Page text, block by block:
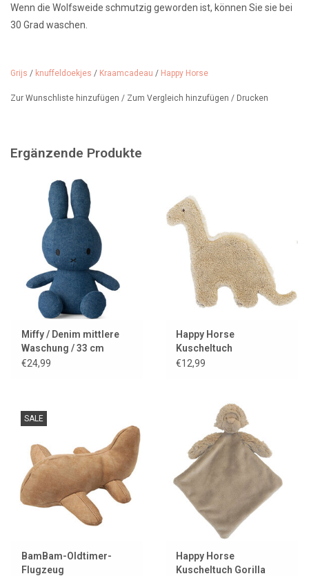
Wenn die Wolfsweide schmutzig geworden ist, können Sie sie bei
30 Grad waschen.
Grijs / knuffeldoekjes / Kraamcadeau / Happy Horse
Zur Wunschliste hinzufügen / Zum Vergleich hinzufügen / Drucken
Ergänzende Produkte
Miffy / Denim mittlere
Waschung / 33 cm
€24,99
Happy Horse
Kuscheltuch
Dinosaurier Dingo
€12,99
SALE
BamBam-Oldtimer-
Flugzeug
Happy Horse
Kuscheltuch Gorilla